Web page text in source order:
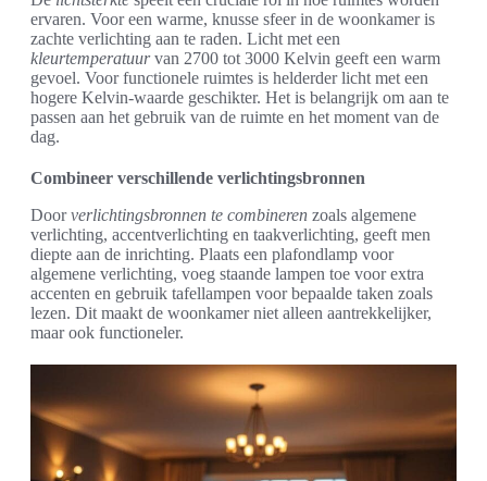
ervaren. Voor een warme, knusse sfeer in de woonkamer is
zachte verlichting aan te raden. Licht met een
kleurtemperatuurvan 2700 tot 3000 Kelvin geeft een warm
gevoel. Voor functionele ruimtes is helderder licht met een
hogere Kelvin-waarde geschikter. Het is belangrijk om aan te
passen aan het gebruik van de ruimte en het moment van de
dag.
Combineer verschillende verlichtingsbronnen
Doorverlichtingsbronnen te combineren zoals algemene
verlichting, accentverlichting en taakverlichting, geeft men
diepte aan de inrichting. Plaats een plafondlamp voor
algemene verlichting, voeg staande lampen toe voor extra
accenten en gebruik tafellampen voor bepaalde taken zoals
lezen. Dit maakt de woonkamer niet alleen aantrekkelijker,
maar ook functioneler.